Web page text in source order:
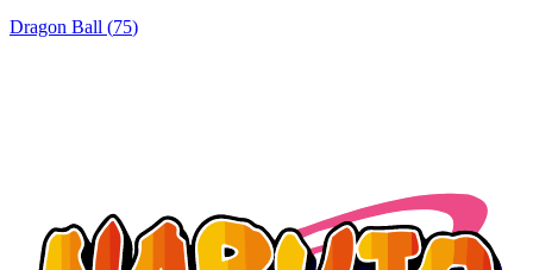
Dragon Ball (75)